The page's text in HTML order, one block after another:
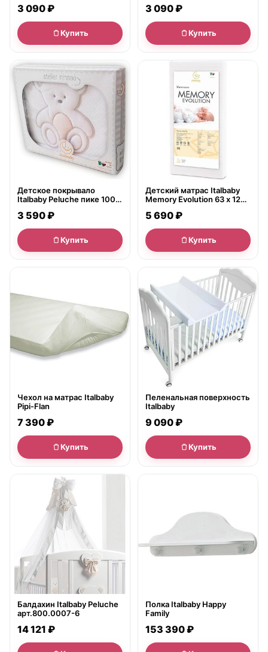
3 090 ₽
Купить
3 090 ₽
Купить
● в наличии
Детское покрывало
Italbaby Peluche пике 100 х
3 590 ₽
Купить
● в наличии
Детский матрас Italbaby
Memory Evolution 63 х 125
5 690 ₽
Купить
Чехол на матрас Italbaby
Pipi-Flan
7 390 ₽
Купить
● в наличии
Пеленальная поверхность
Italbaby
9 090 ₽
Купить
● в наличии
Балдахин Italbaby Peluche
арт.800.0007-6
14 121 ₽
Полка Italbaby Happy
Family
153 390 ₽